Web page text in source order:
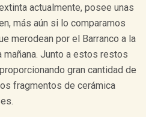
actualmente, posee unas
más aún si lo comparamos
merodean por el Barranco a la
Junto a estos restos
gran cantidad de
fragmentos de cerámica